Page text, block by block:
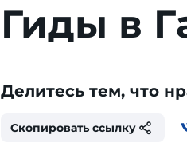
Гиды в
Делитесь тем, что
Скопировать ссылку